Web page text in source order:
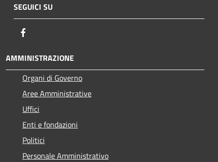
SEGUICI SU
AMMINISTRAZIONE
Organi di Governo
Aree Amministrative
Uffici
Enti e fondazioni
Politici
Personale Amministrativo